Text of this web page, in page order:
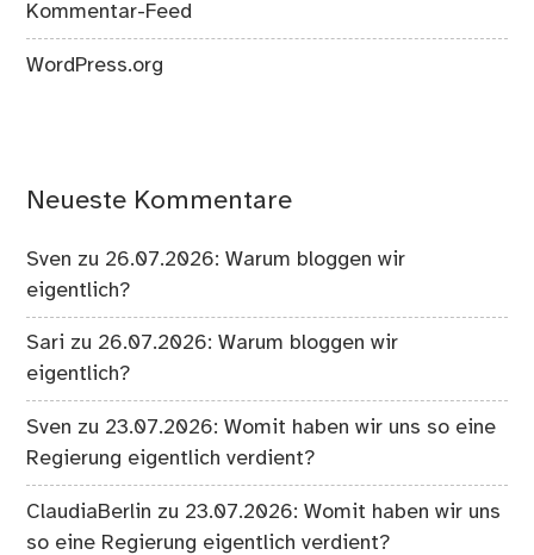
Kommentar-Feed
WordPress.org
Neueste Kommentare
Sven zu 26.07.2026: Warum bloggen wir
eigentlich?
Sari zu 26.07.2026: Warum bloggen wir
eigentlich?
Sven zu 23.07.2026: Womit haben wir uns so eine
Regierung eigentlich verdient?
ClaudiaBerlin zu 23.07.2026: Womit haben wir uns
so eine Regierung eigentlich verdient?